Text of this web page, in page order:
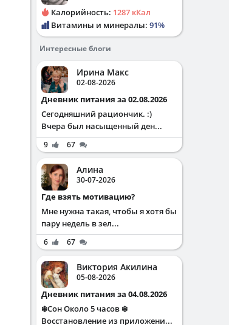
Калорийность: 1287 кКал
Витамины и минералы: 91%
Интересные блоги
Ирина Макс
02-08-2026
Дневник питания за 02.08.2026
Сегодняшний рациончик. :)
Вчера был насыщенный ден...
9 67
Алина
30-07-2026
Где взять мотивацию?
Мне нужна такая, чтобы я хотя бы
пару недель в зел...
6 67
Виктория Акилина
05-08-2026
Дневник питания за 04.08.2026
❄️Сон Около 5 часов ❄️
Восстановление из приложени...